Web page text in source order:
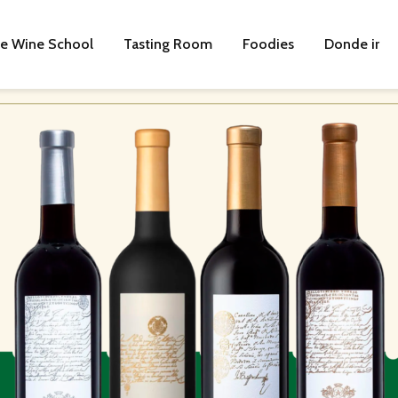
Wine School Tasting Room Foodies Donde ir